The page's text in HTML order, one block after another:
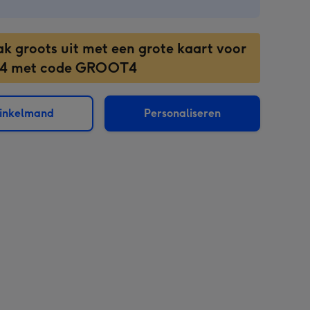
groots uit met een grote kaart voor
met code GROOT4
Personaliseren